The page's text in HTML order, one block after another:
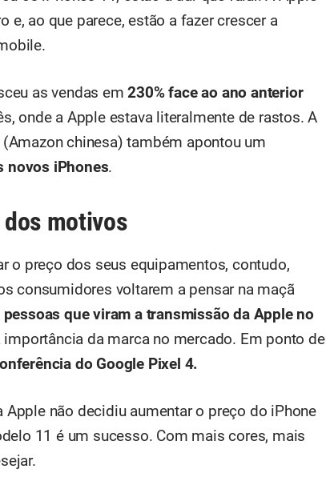
ao que parece, estão a fazer crescer a
as vendas em 230% face ao ano anterior
onde a Apple estava literalmente de rastos. A
chinesa) também apontou um
novos iPhones.
dos motivos
o preço dos seus equipamentos, contudo,
consumidores voltarem a pensar na maçã
que viram a transmissão da Apple no
da marca no mercado. Em ponto de
do Google Pixel 4.
não decidiu aumentar o preço do iPhone
11 é um sucesso. Com mais cores, mais